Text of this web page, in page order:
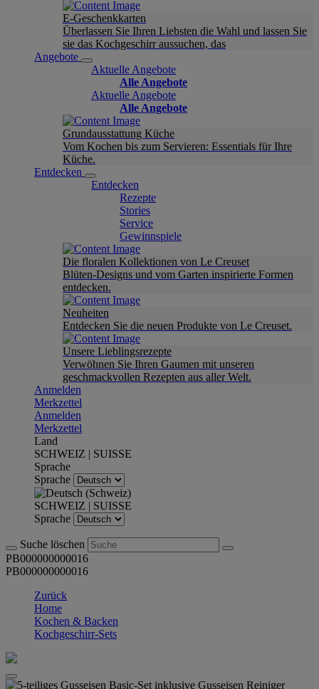
E-Geschenkkarten
Überlassen Sie Ihren Liebsten die Wahl und lassen Sie
sie das Kochgeschirr aussuchen, das
Angebote
Aktuelle Angebote
Alle Angebote
Aktuelle Angebote
Alle Angebote
Grundausstattung Küche
Vom Kochen bis zum Servieren: Essentials für Ihre
Küche.
Entdecken
Entdecken
Rezepte
Stories
Service
Gewinnspiele
Die floralen Kollektionen von Le Creuset
Blüten-Designs und vom Garten inspirierte Formen
entdecken.
Neuheiten
Entdecken Sie die neuen Produkte von Le Creuset.
Unsere Lieblingsrezepte
Verwöhnen Sie Ihren Gaumen mit unseren
geschmackvollen Rezepten aus aller Welt.
Anmelden
Merkzettel
Anmelden
Merkzettel
Land
SCHWEIZ | SUISSE
Sprache
Sprache
SCHWEIZ | SUISSE
Sprache
Suche löschen
PB000000000016
PB000000000016
Zurück
Home
Kochen & Backen
Kochgeschirr-Sets